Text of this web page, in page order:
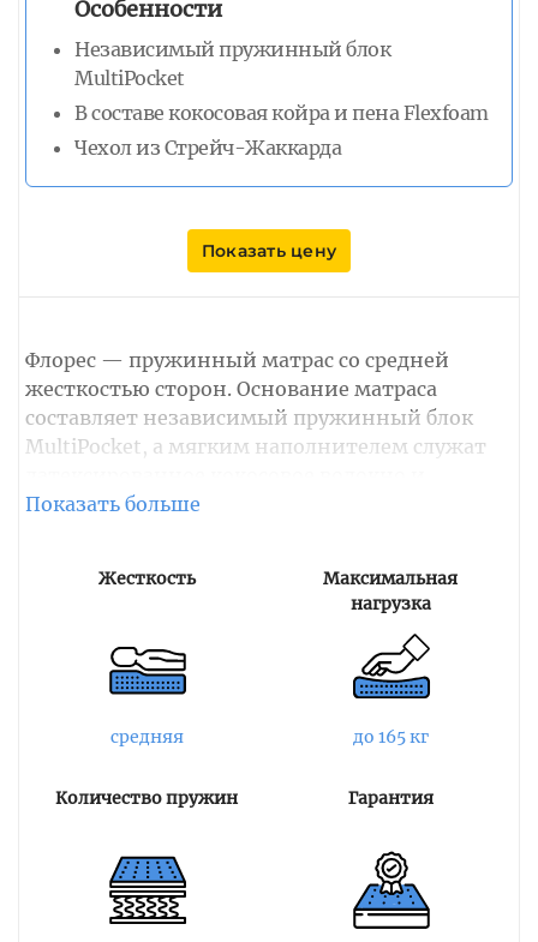
Особенности
Независимый пружинный блок
MultiPocket
В составе кокосовая койра и пена Flexfoam
Чехол из Стрейч-Жаккарда
Показать цену
Флорес — пружинный матрас со средней
жесткостью сторон. Основание матраса
составляет независимый пружинный блок
MultiPocket, а мягким наполнителем служат
эластичная пена Flexfoam. Пружины
пружины находятся всегда в сжатом
состоянии. В таком положении пружины
всегда остаются упругими, независимо от веса
пользователя.
Пружинный блок обрамлен сверху и снизу
кокосовой койрой и пеной. Койра придает
а также улучшает анатомический эффект
изделия, не снижая его жесткости. Матрас
создает качественную поддержку
позвоночника, сохраняя его анатомически
Жесткость
средняя
Максимальная
нагрузка
до 165 кг
Количество пружин Гарантия